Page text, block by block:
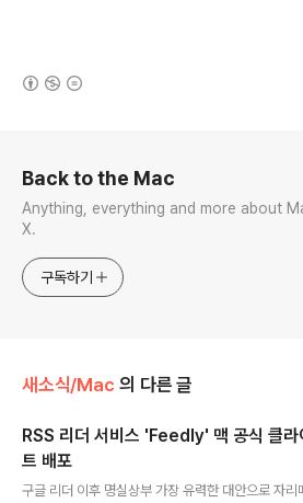
Back to the Mac
Anything, everything and more about
X.
구독하기
새소식/Mac 의 다른 글
RSS 리더 서비스 'Feedly' 맥 공식 클라
트 배포
구글 리더 이후 명실상부 가장 유력한 대안으로 자리